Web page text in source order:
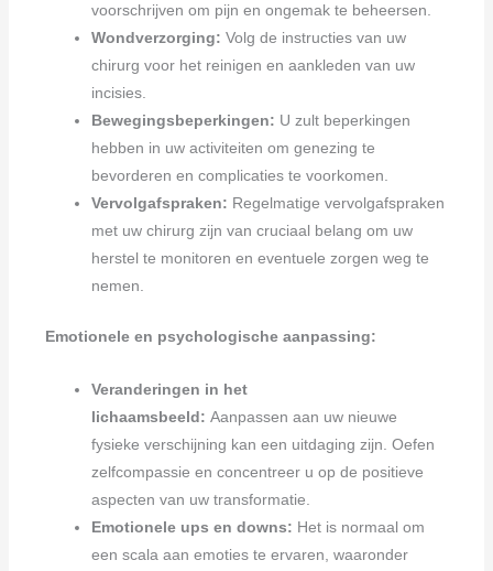
voorschrijven om pijn en ongemak te beheersen.
Wondverzorging: Volg de instructies van uw
chirurg voor het reinigen en aankleden van uw
incisies.
Bewegingsbeperkingen: U zult beperkingen
hebben in uw activiteiten om genezing te
bevorderen en complicaties te voorkomen.
Vervolgafspraken: Regelmatige vervolgafspraken
met uw chirurg zijn van cruciaal belang om uw
herstel te monitoren en eventuele zorgen weg te
nemen.
Emotionele en psychologische aanpassing:
Veranderingen in het
lichaamsbeeld: Aanpassen aan uw nieuwe
fysieke verschijning kan een uitdaging zijn. Oefen
zelfcompassie en concentreer u op de positieve
aspecten van uw transformatie.
Emotionele ups en downs: Het is normaal om
een scala aan emoties te ervaren, waaronder